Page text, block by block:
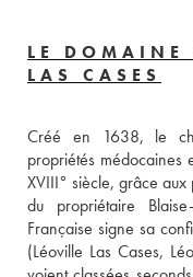
LE DOMAINE
LAS CASES
Créé en 1638, le
propriétés médocaines
XVIII° siècle, grâce
du propriétaire
Française signe sa
(Léoville Las Cases,